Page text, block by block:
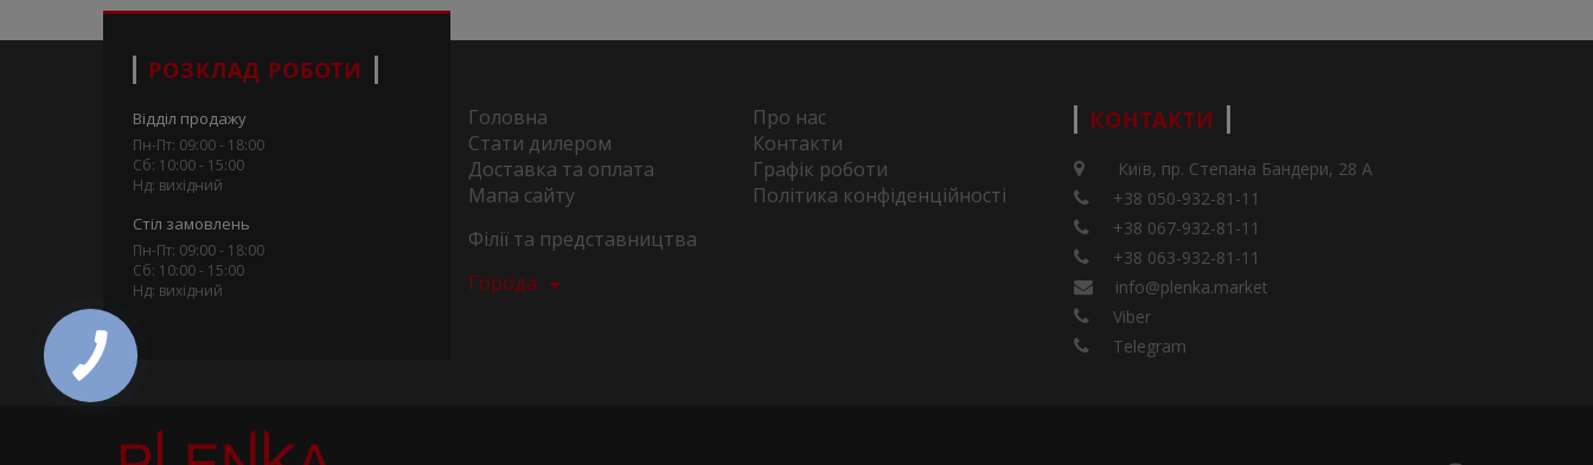
РОЗКЛАД РОБОТИ
Відділ продажу
Пн-Пт: 09:00 - 18:00
Сб: 10:00 - 15:00
Нд: вихідний
Стіл замовлень
Пн-Пт: 09:00 - 18:00
Сб: 10:00 - 15:00
Нд: вихідний
Головна
Про нас
Стати дилером
Контакти
Доставка та оплата
Графік роботи
Мапа сайту
Політика конфіденційності
Філії та представництва
Города
КОНТАКТИ
Київ, пр. Степана Бандери, 28 А
+38 050-932-81-11
+38 067-932-81-11
+38 063-932-81-11
info@plenka.market
Viber
Telegram